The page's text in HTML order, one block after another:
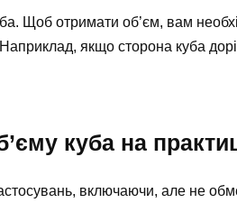
Щоб отримати об’єм, вам
якщо сторона куба
куба на
включаючи, але не